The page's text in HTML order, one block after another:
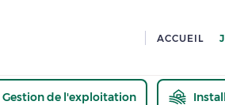
ACCUEIL
Gestion de l'exploitation